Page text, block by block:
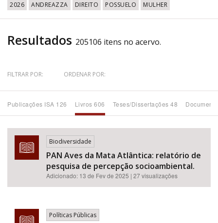
Até
Povo Indígena
Subtema
Área de Levantamento
2026 ANDREAZZA DIREITO POSSUELO MULHER
Resultados 205106 itens no acervo.
FILTRAR POR: ORDENAR POR:
Publicações ISA 126 Livros 606 Teses/Dissertações 48
Biodiversidade
PAN Aves da Mata Atlântica: relatório de
pesquisa de percepção socioambiental.
Adicionado: 13 de Fev de 2025 | 27 visualizações
Políticas Públicas